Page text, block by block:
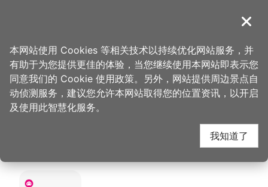
導覽
首页 > 想去的地方 > 美食、购物 > 兴仁花园夜市-芙琳卡
兴仁花园夜市-芙琳卡
周边住宿
关闭
本网站使用 Cookies 等相关技术以持续优化网站服务，并
有助于为您提供更佳的体验，当您继续使用本网站即表示您
同意我们的 Cookie 使用政策。另外，网站提供周边景点自
动侦测服务，建议您允许本网站取得您的位置资讯，以开启
及使用此智慧化服务。
我知道了